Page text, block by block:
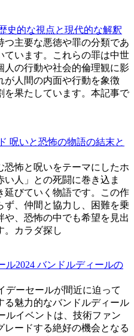
史的な視点と現代的な解釈
つ主要な悪徳や罪の分類であ
ています。これらの罪は中世
人の行動や社会的倫理観に影
が人間の内面や行動を象徴
を果たしています。本記事で
呪いと恐怖の物語の結末と
恐怖と呪いをテーマにしたホ
人」との死闘に巻き込ま
延びていく物語です。この作
ず、仲間と協力し、困難を乗
や、恐怖の中でも希望を見出
。カラダ探し
ル2024 バンドルディールの
デーセールが間近に迫って
る魅力的なバンドルディール
ルイベントは、技術ファン
ードする絶好の機会となる